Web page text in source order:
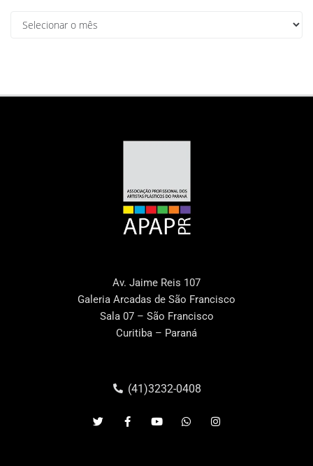
Av. Jaime Reis 107
Galeria Arcadas de São Francisco
Sala 07 – São Francisco
Curitiba – Paraná
(41)3232-0408